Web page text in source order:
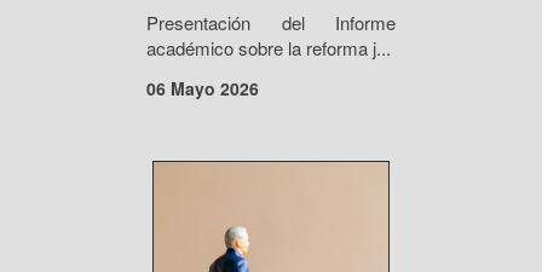
Presentación del Informe
académico sobre la reforma j...
06 Mayo 2026